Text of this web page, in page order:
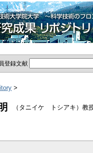
登録文献
>
（タニイケ トシアキ）教